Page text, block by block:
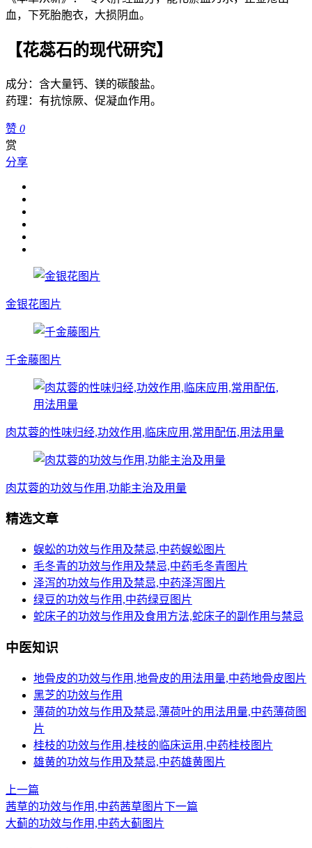
血，下死胎胞衣，大损阴血。
【花蕊石的现代研究】
成分：含大量钙、镁的碳酸盐。
药理：有抗惊厥、促凝血作用。
赞 0
赏
分享
金银花图片
千金藤图片
肉苁蓉的性味归经,功效作用,临床应用,常用配伍,用法用量
肉苁蓉的功效与作用,功能主治及用量
精选文章
蜈蚣的功效与作用及禁忌,中药蜈蚣图片
毛冬青的功效与作用及禁忌,中药毛冬青图片
泽泻的功效与作用及禁忌,中药泽泻图片
绿豆的功效与作用,中药绿豆图片
蛇床子的功效与作用及食用方法,蛇床子的副作用与禁忌
中医知识
地骨皮的功效与作用,地骨皮的用法用量,中药地骨皮图片
黑芝的功效与作用
薄荷的功效与作用及禁忌,薄荷叶的用法用量,中药薄荷图
片
桂枝的功效与作用,桂枝的临床运用,中药桂枝图片
雄黄的功效与作用及禁忌,中药雄黄图片
上一篇
茜草的功效与作用,中药茜草图片下一篇
大蓟的功效与作用,中药大蓟图片